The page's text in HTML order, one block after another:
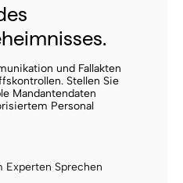
und Fallakten
Stellen Sie
Mandantendaten
Personal
Experten Sprechen